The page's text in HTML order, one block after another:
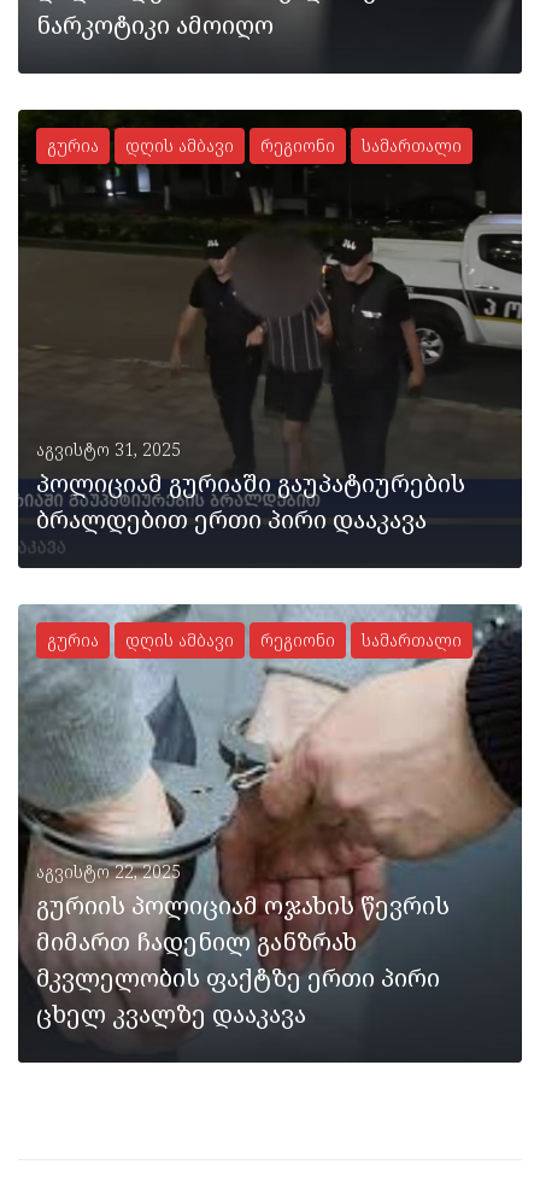
ნარკოტიკი ამოიღო
ᲡᲠᲣᲚᲐᲓ
გურია დღის ამბავი რეგიონი სამართალი
აგვისტო 31, 2025
პოლიციამ გურიაში გაუპატიურების
ბრალდებით ერთი პირი დააკავა
ᲡᲠᲣᲚᲐᲓ
გურია დღის ამბავი რეგიონი სამართალი
აგვისტო 22, 2025
გურიის პოლიციამ ოჯახის წევრის
მიმართ ჩადენილ განზრახ
მკვლელობის ფაქტზე ერთი პირი
ცხელ კვალზე დააკავა